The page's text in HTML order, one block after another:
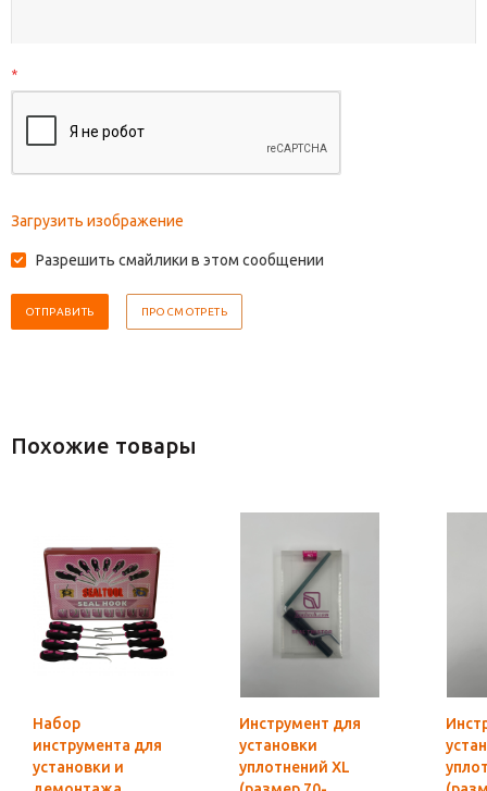
*
Загрузить изображение
Разрешить смайлики в этом сообщении
Похожие товары
Набор
инструмента для
установки и
Инструмент для
установки
уплотнений XL